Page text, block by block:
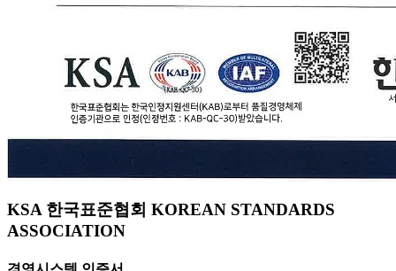
KSA 한국표준협회 KOREAN STANDARDS
ASSOCIATION